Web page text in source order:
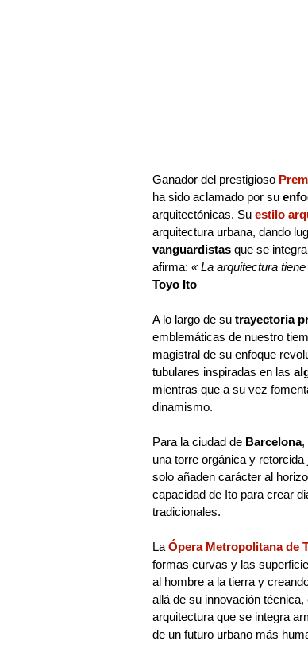
Ganador del prestigioso
ha sido aclamado por su
arquitectónicas. Su estilo
arquitectura urbana, dando
vanguardistas que se
afirma: « La arquitectura
Toyo Ito
A lo largo de su trayectoria
emblemáticas de nuestro
magistral de su enfoque
tubulares inspiradas en las
mientras que a su vez
dinamismo.
Para la ciudad de Barcelona,
una torre orgánica y
solo añaden carácter al
capacidad de Ito para crear
tradicionales.
La Ópera Metropolitana de
formas curvas y las
al hombre a la tierra y
allá de su innovación
arquitectura que se integra
de un futuro urbano más